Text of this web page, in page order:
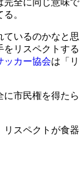
。
ているのかなと思
をリスペクトする
ッカー協会は「リ
に市民権を得たら
リスペクトが食器